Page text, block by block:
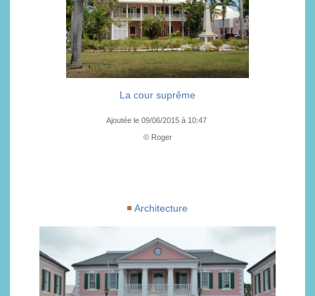
La cour suprême
Ajoutée le 09/06/2015 à 10:47
© Roger
Architecture